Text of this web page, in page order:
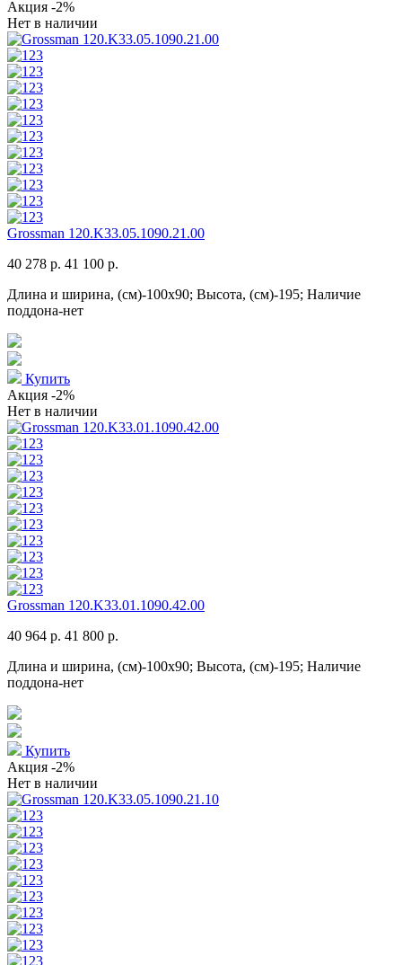
Акция -2%
Нет в наличии
Grossman 120.K33.05.1090.21.00
40 278 р. 41 100 р.
Длина и ширина, (см)-100x90; Высота, (см)-195; Наличие
поддона-нет
Купить
Акция -2%
Нет в наличии
Grossman 120.K33.01.1090.42.00
40 964 р. 41 800 р.
Длина и ширина, (см)-100x90; Высота, (см)-195; Наличие
поддона-нет
Купить
Акция -2%
Нет в наличии